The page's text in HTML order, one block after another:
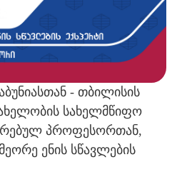
- თბილისის
სახელმწიფო
პროფესორთან,
ენის სწავლების